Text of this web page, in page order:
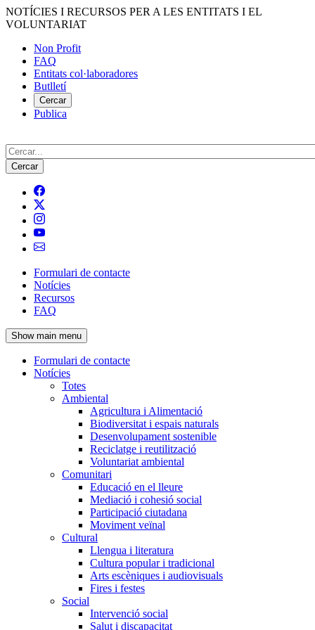
Vés
al
NOTÍCIES I RECURSOS PER A LES ENTITATS I EL
VOLUNTARIAT
Menú
del
compte
d'usuari
Non Profit
FAQ
Entitats col·laboradores
Butlletí
Cercar
Publica
Cerca
Navegació
principal
de
l'encapçalament
Formulari de contacte
Notícies
Recursos
FAQ
Show main menu
Navegació
principal
Formulari de contacte
Notícies
Totes
Ambiental
Agricultura i Alimentació
Biodiversitat i espais naturals
Desenvolupament sostenible
Reciclatge i reutilització
Voluntariat ambiental
Comunitari
Educació en el lleure
Mediació i cohesió social
Participació ciutadana
Moviment veïnal
Cultural
Llengua i literatura
Cultura popular i tradicional
Arts escèniques i audiovisuals
Fires i festes
Social
Intervenció social
Salut i discapacitat